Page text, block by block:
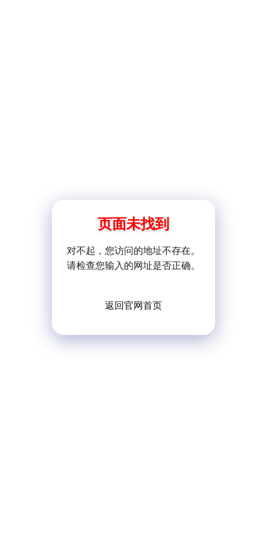
页面未找到
对不起，您访问的地址不存在。
请检查您输入的网址是否正确。
返回官网首页